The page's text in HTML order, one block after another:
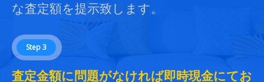
な査定額を提示致します。
Step 3
査定金額に問題がなければ即時現金にてお